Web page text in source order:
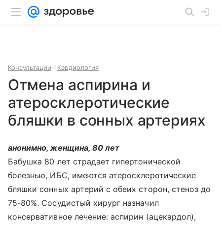
Консультации Кардиология
Отмена аспирина и
атеросклеротические
бляшки в сонных артериях
анонимно, женщина, 80 лет
Бабушка 80 лет страдает гипертонической
болезнью, ИБС, имеются атеросклеротические
бляшки сонных артерий с обеих сторон, стеноз до
75-80%. Сосудистый хирург назначил
консервативное лечение: аспирин (ацекардол),